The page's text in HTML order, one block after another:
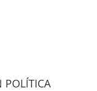
POLÍTICA